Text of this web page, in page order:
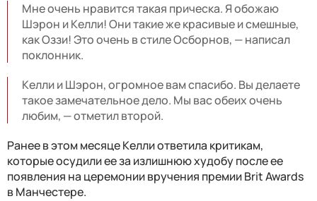
Мне очень нравится такая прическа. Я обожаю
Шэрон и Келли! Они такие же красивые и смешные,
как Оззи! Это очень в стиле Осборнов, — написал
поклонник.
Келли и Шэрон, огромное вам спасибо. Вы делаете
такое замечательное дело. Мы вас обеих очень
любим, — отметил второй.
Ранее в этом месяце Келли ответила критикам,
которые осудили ее за излишнюю худобу после ее
появления на церемонии вручения премии Brit Awards
в Манчестере.